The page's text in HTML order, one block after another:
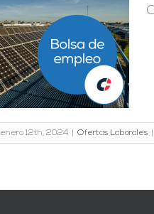
enero 12th, 2024 Ofertas Laborales